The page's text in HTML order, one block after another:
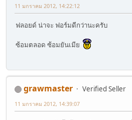
11 มกราคม 2012, 14:22:12
ฟลอยด์ น่าจะ ฟอร์มดีกว่านะครับ
ซ้อมตลอด ซ้อมยันเมีย
grawmaster
Verified Seller
11 มกราคม 2012, 14:39:07